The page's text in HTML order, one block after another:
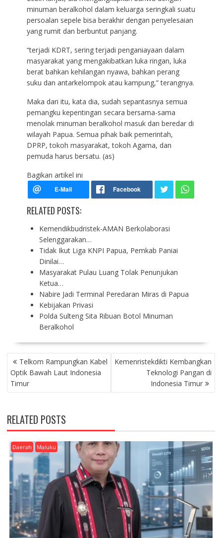
minuman beralkohol dalam keluarga seringkali suatu
persoalan sepele bisa berakhir dengan penyelesaian
yang rumit dan berbuntut panjang.
“terjadi KDRT, sering terjadi penganiayaan dalam
masyarakat yang mengakibatkan luka ringan, luka
berat bahkan kehilangan nyawa, bahkan perang
suku dan antarkelompok atau kampung,” terangnya.
Maka dari itu, kata dia, sudah sepantasnya semua
pemangku kepentingan secara bersama-sama
menolak minuman beralkohol masuk dan beredar di
wilayah Papua. Semua pihak baik pemerintah,
DPRP, tokoh masyarakat, tokoh Agama, dan
pemuda harus bersatu. (as)
Bagikan artikel ini
RELATED POSTS:
Kemendikbudristek-AMAN Berkolaborasi
Selenggarakan…
Tidak Ikut Liga KNPI Papua, Pemkab Paniai
Dinilai…
Masyarakat Pulau Luang Tolak Penunjukan
Ketua…
Nabire Jadi Terminal Peredaran Miras di Papua
Kebijakan Privasi
Polda Sulteng Sita Ribuan Botol Minuman
Beralkohol
P
O
S
T
A
V
I
G
A
O
N
Telkom Rampungkan Kabel
Optik Bawah Laut Indonesia
Timur
Kemenristekdikti Kembangkan
Teknologi Pangan di
Indonesia Timur
RELATED POSTS
Daerah Maluku